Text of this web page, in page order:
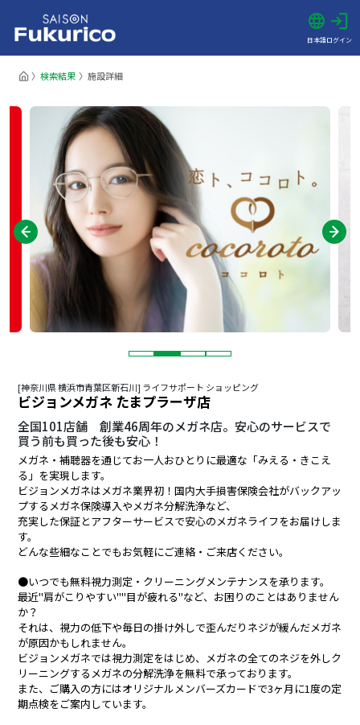
日本語ログイン
検索結果 施設詳細
[神奈川県 横浜市青葉区新石川] ライフサポート ショッピング
ビジョンメガネ たまプラーザ店
全国101店舗 創業46周年のメガネ店。安心のサービスで
買う前も買った後も安心！
メガネ・補聴器を通じてお一人おひとりに最適な「みえる・きこえ
る」を実現します。
ビジョンメガネはメガネ業界初！国内大手損害保険会社がバックアッ
プするメガネ保険導入やメガネ分解洗浄など、
充実した保証とアフターサービスで安心のメガネライフをお届けしま
す。
どんな些細なことでもお気軽にご連絡・ご来店ください。
●いつでも無料視力測定・クリーニングメンテナンスを承ります。
最近"肩がこりやすい""目が疲れる"など、お困りのことはありません
か？
それは、視力の低下や毎日の掛け外しで歪んだりネジが緩んだメガネ
が原因かもしれません。
ビジョンメガネでは視力測定をはじめ、メガネの全てのネジを外しク
リーニングするメガネの分解洗浄を無料で承っております。
また、ご購入の方にはオリジナルメンバーズカードで3ヶ月に1度の定
期点検をご案内しています。